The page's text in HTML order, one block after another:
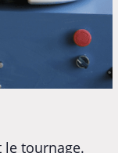
le tournage.